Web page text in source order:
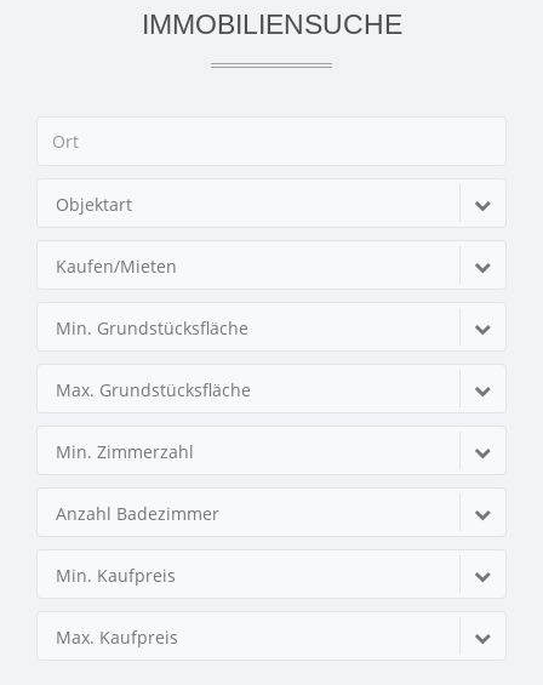
IMMOBILIENSUCHE
Objektart
Kaufen/Mieten
Min. Grundstücksfläche
Max. Grundstücksfläche
Min. Zimmerzahl
Anzahl Badezimmer
Min. Kaufpreis
Max. Kaufpreis